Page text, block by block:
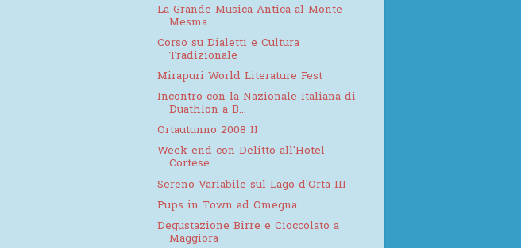
La Grande Musica Antica al Monte
Mesma
Corso su Dialetti e Cultura
Tradizionale
Mirapuri World Literature Fest
Incontro con la Nazionale Italiana di
Duathlon a B...
Ortautunno 2008 II
Week-end con Delitto all'Hotel
Cortese
Sereno Variabile sul Lago d'Orta III
Pups in Town ad Omegna
Degustazione Birre e Cioccolato a
Maggiora